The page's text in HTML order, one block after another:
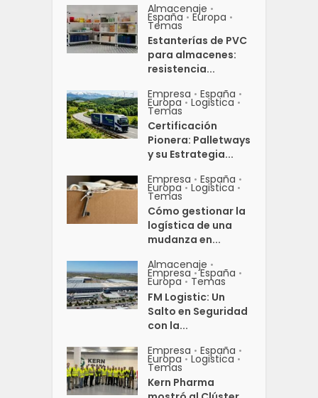
Almacenaje •
España • Europa •
Temas
Estanterías de PVC
para almacenes:
resistencia...
Empresa • España •
Europa • Logistica •
Temas
Certificación
Pionera: Palletways
y su Estrategia...
Empresa • España •
Europa • Logistica •
Temas
Cómo gestionar la
logística de una
mudanza en...
Almacenaje •
Empresa • España •
Europa • Temas
FM Logistic: Un
Salto en Seguridad
con la...
Empresa • España •
Europa • Logistica •
Temas
Kern Pharma